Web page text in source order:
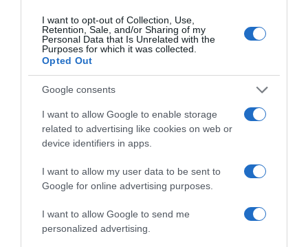
I want to opt-out of Collection, Use,
Retention, Sale, and/or Sharing of my
Personal Data that Is Unrelated with the
Purposes for which it was collected.
Opted Out
Google consents
I want to allow Google to enable storage
related to advertising like cookies on web or
device identifiers in apps.
I want to allow my user data to be sent to
Google for online advertising purposes.
I want to allow Google to send me
personalized advertising.
2026-08-08.